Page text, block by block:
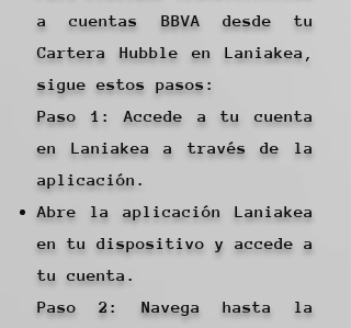
a cuentas BBVA desde tu
Cartera Hubble en Laniakea,
sigue estos pasos:
Paso 1: Accede a tu cuenta
en Laniakea a través de la
aplicación.
Abre la aplicación Laniakea
en tu dispositivo y accede a
tu cuenta.
Paso 2: Navega hasta la